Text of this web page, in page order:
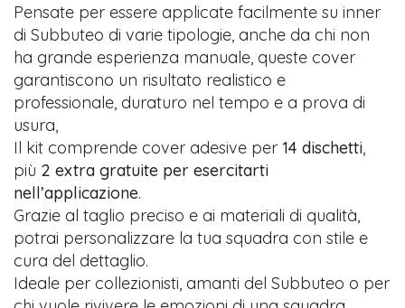
Pensate per essere applicate facilmente su inner
di Subbuteo di varie tipologie, anche da chi non
ha grande esperienza manuale, queste cover
garantiscono un risultato realistico e
professionale, duraturo nel tempo e a prova di
usura,
Il kit comprende cover adesive per14 dischetti,
più 2 extra gratuite per esercitarti
nell’applicazione.
Grazie al taglio preciso e ai materiali di qualità,
potrai personalizzare la tua squadra con stile e
cura del dettaglio.
Ideale per collezionisti, amanti del Subbuteo o per